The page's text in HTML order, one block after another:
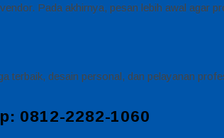
Pada akhirnya, pesan lebih awal agar
desain personal, dan pelayanan
0812-2282-1060